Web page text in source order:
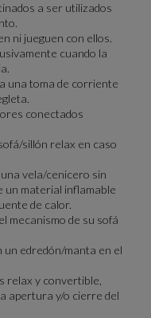
a ser utilizados
ni jueguen con ellos.
cuando la
una toma de corriente
conectados
sillón relax en caso
vela/cenicero sin
un material inflamable
de calor.
mecanismo de su sofá
edredón/manta en el
relax y convertible,
apertura y/o cierre del